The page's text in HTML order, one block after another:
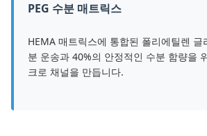
PEG 수분 매트릭스
HEMA 매트릭스에 통합된 폴리에틸렌 글
분 운송과 40%의 안정적인 수분 함량을
크로 채널을 만듭니다.